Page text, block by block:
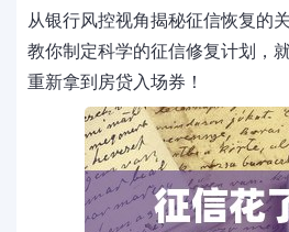
从银行风控视角揭秘征信恢复的
教你制定科学的征信修复计划，
重新拿到房贷入场券！